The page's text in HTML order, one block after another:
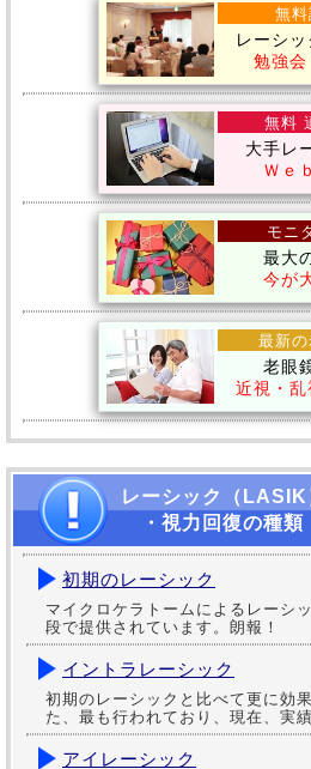
無料
レーシ
勉強会
無料
大手レ
Ｗｅ
モニ
最大
今が
最新の
老眼
近視・
レーシック（LASIK
・視力回復の種類
初期のレーシック
マイクロケラトームによるレーシ
段で提供されています。朗報！
イントラレーシック
初期のレーシックと比べて更に効
た、最も行われており、現在、実
アイレーシック